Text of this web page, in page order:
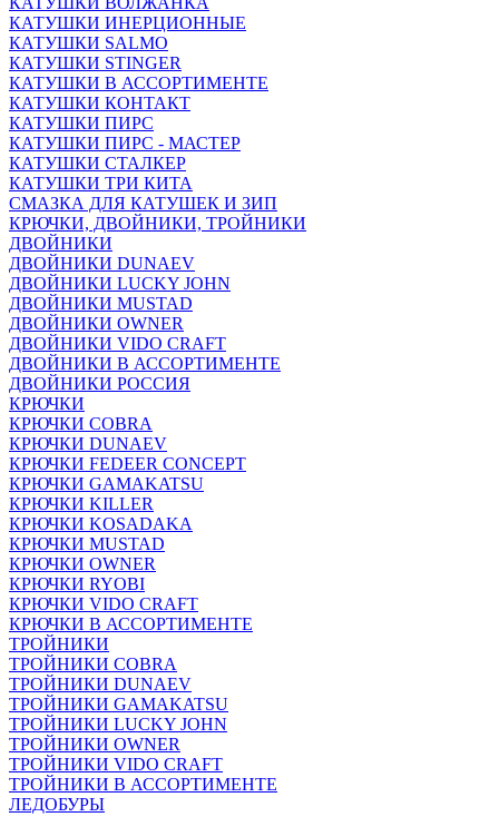
КАТУШКИ ИНЕРЦИОННЫЕ
КАТУШКИ SALMO
КАТУШКИ STINGER
КАТУШКИ В АССОРТИМЕНТЕ
КАТУШКИ КОНТАКТ
КАТУШКИ ПИРС
КАТУШКИ ПИРС - МАСТЕР
КАТУШКИ СТАЛКЕР
КАТУШКИ ТРИ КИТА
СМАЗКА ДЛЯ КАТУШЕК И ЗИП
КРЮЧКИ, ДВОЙНИКИ, ТРОЙНИКИ
ДВОЙНИКИ
ДВОЙНИКИ DUNAEV
ДВОЙНИКИ LUCKY JOHN
ДВОЙНИКИ MUSTAD
ДВОЙНИКИ OWNER
ДВОЙНИКИ VIDO CRAFT
ДВОЙНИКИ В АССОРТИМЕНТЕ
ДВОЙНИКИ РОССИЯ
КРЮЧКИ
КРЮЧКИ COBRA
КРЮЧКИ DUNAEV
КРЮЧКИ FEDEER CONCEPT
КРЮЧКИ GAMAKATSU
КРЮЧКИ KILLER
КРЮЧКИ KOSADAKA
КРЮЧКИ MUSTAD
КРЮЧКИ OWNER
КРЮЧКИ RYOBI
КРЮЧКИ VIDO CRAFT
КРЮЧКИ В АССОРТИМЕНТЕ
ТРОЙНИКИ
ТРОЙНИКИ COBRA
ТРОЙНИКИ DUNAEV
ТРОЙНИКИ GAMAKATSU
ТРОЙНИКИ LUCKY JOHN
ТРОЙНИКИ OWNER
ТРОЙНИКИ VIDO CRAFT
ТРОЙНИКИ В АССОРТИМЕНТЕ
ЛЕДОБУРЫ